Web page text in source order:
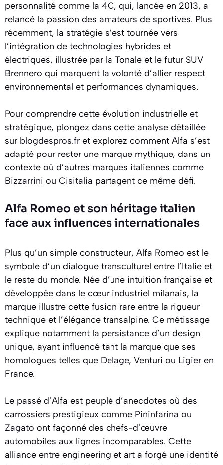
personnalité comme la 4C, qui, lancée en 2013, a
relancé la passion des amateurs de sportives. Plus
récemment, la stratégie s’est tournée vers
l’intégration de technologies hybrides et
électriques, illustrée par la Tonale et le futur SUV
Brennero qui marquent la volonté d’allier respect
environnemental et performances dynamiques.
Pour comprendre cette évolution industrielle et
stratégique, plongez dans cette analyse détaillée
sur blogdespros.fr et explorez comment Alfa s’est
adapté pour rester une marque mythique, dans un
contexte où d’autres marques italiennes comme
Bizzarrini ou Cisitalia partagent ce même défi.
Alfa Romeo et son héritage italien
face aux influences internationales
Plus qu’un simple constructeur, Alfa Romeo est le
symbole d’un dialogue transculturel entre l’Italie et
le reste du monde. Née d’une intuition française et
développée dans le cœur industriel milanais, la
marque illustre cette fusion rare entre la rigueur
technique et l’élégance transalpine. Ce métissage
explique notamment la persistance d’un design
unique, ayant influencé tant la marque que ses
homologues telles que Delage, Venturi ou Ligier en
France.
Le passé d’Alfa est peuplé d’anecdotes où des
carrossiers prestigieux comme Pininfarina ou
Zagato ont façonné des chefs-d’œuvre
automobiles aux lignes incomparables. Cette
alliance entre engineering et art a forgé une identité